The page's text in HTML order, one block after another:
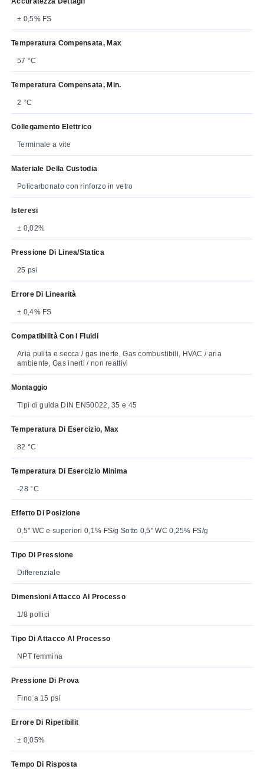
± 0,5% FS
Temperatura Compensata, Max
57 °C
Temperatura Compensata, Min.
2 °C
Collegamento Elettrico
Terminale a vite
Materiale Della Custodia
Policarbonato con rinforzo in vetro
Isteresi
± 0,02%
Pressione Di Linea/statica
25 psi
Errore Di Linearità
± 0,4% FS
Compatibilità Con I Fluidi
Aria pulita e secca / gas inerte, Gas combustibili, HVAC / aria
ambiente, Gas inerti / non reattivi
Montaggio
Tipi di guida DIN EN50022, 35 e 45
Temperatura Di Esercizio, Max
82 °C
Temperatura Di Esercizio Minima
-28 °C
Effetto Di Posizione
0,5" WC e superiori 0,1% FS/g Sotto 0,5" WC 0,25% FS/g
Tipo Di Pressione
Differenziale
Dimensioni Attacco Al Processo
1/8 pollici
Tipo Di Attacco Al Processo
NPT femmina
Pressione Di Prova
Fino a 15 psi
Errore Di Ripetibilit
± 0,05%
Tempo Di Risposta